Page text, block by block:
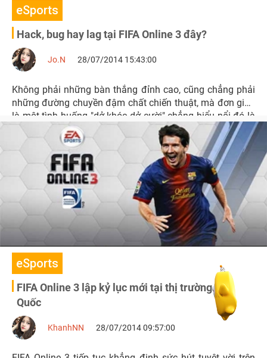
eSports
Hack, bug hay lag tại FIFA Online 3 đây?
Jo.N 28/07/2014 15:43:00
Không phải những bàn thắng đỉnh cao, cũng chẳng phải
những đường chuyền đậm chất chiến thuật, mà đơn giản
là một tình huống "dở khóc dở cười" chẳng hiểu nổi đó là
nguyên nhân nào
eSports
FIFA Online 3 lập kỷ lục mới tại thị trường Hàn
Quốc
KhanhNN 28/07/2014 09:57:00